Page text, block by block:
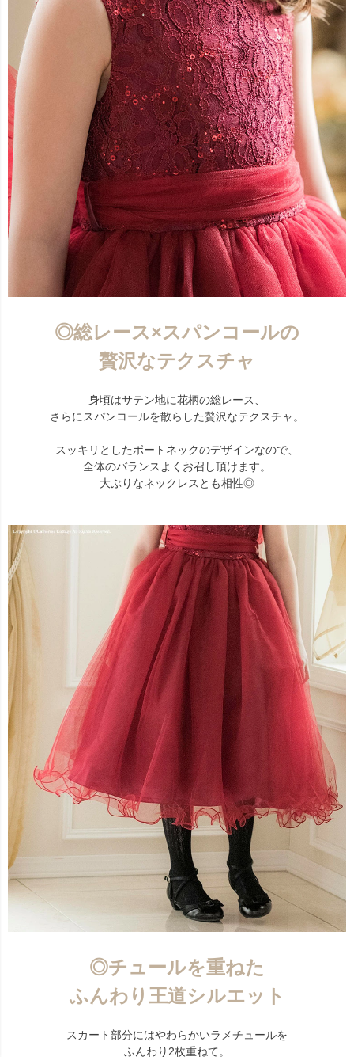
◎総レース×スパンコールの
贅沢なテクスチャ
身頃はサテン地に花柄の総レース、
さらにスパンコールを散らした贅沢なテクスチャ。
スッキリとしたボートネックのデザインなので、
全体のバランスよくお召し頂けます。
大ぶりなネックレスとも相性◎
◎チュールを重ねた
ふんわり王道シルエット
スカート部分にはやわらかいラメチュールを
ふんわり2枚重ねて。